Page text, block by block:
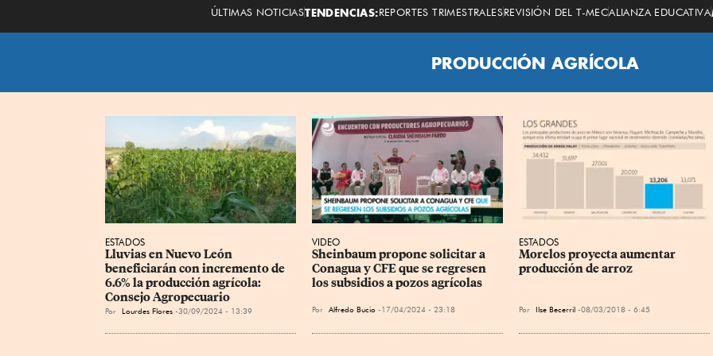
ÚLTIMAS NOTICIASTENDENCIAS:REPORTES TRIMESTRALESREVISIÓN DEL T-MECALIANZA EDUCATIVA
PRODUCCIÓN AGRÍCOLA
ESTADOS
Lluvias en Nuevo León
beneficiarán con incremento de
6.6% la producción agrícola:
Consejo Agropecuario
Por Lourdes Flores 30/09/2024 - 13:39
VIDEO
Sheinbaum propone solicitar a
Conagua y CFE que se regresen
los subsidios a pozos agrícolas
Por Alfredo Bucio 17/04/2024 - 23:18
ESTADOS
Morelos proyecta aumentar
producción de arroz
Por Ilse Becerril 08/03/2018 - 6:45